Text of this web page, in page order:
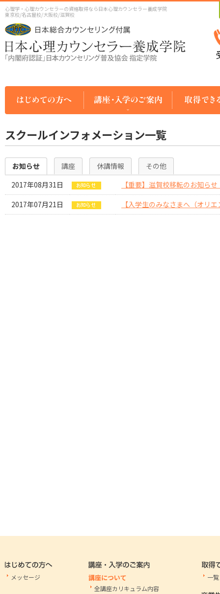
心理学・心理カウンセラーの資格取得なら日本心理カウンセラー養成学院
東京校/名古屋校/大阪校/滋賀校
スクールインフォメーション一覧
お知らせ 講座 休講情報
その他
2017年08月31日
【重要】滋賀校移転のお知ら
2017年07月21日
【入学生のみなさまへ（オリ
メッセージ 講座について
全講座カリキュラム内容
一覧